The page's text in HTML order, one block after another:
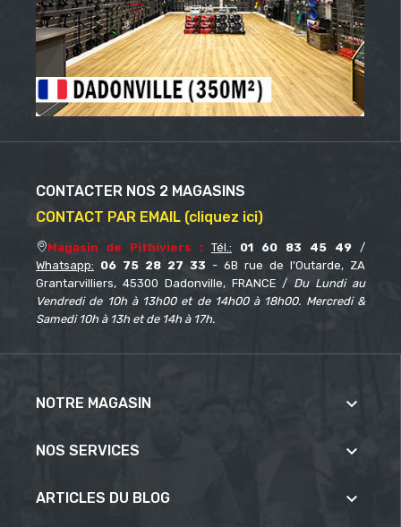
CONTACTER NOS 2 MAGASINS
CONTACT PAR EMAIL (cliquez ici)
Magasin de Pithiviers : Tél.: 01 60 83 45 49 /
Whatsapp: 06 75 28 27 33 - 6B rue de l’Outarde, ZA
Grantarvilliers, 45300 Dadonville, FRANCE / Du Lundi au
Vendredi de 10h à 13h00 et de 14h00 à 18h00. Mercredi &
Samedi 10h à 13h et de 14h à 17h.
NOTRE MAGASIN 
NOS SERVICES 
ARTICLES DU BLOG 